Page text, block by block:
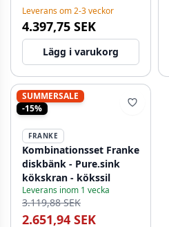
Vändbar - 1208967734
Leverans om 2-3 veckor
4.397,75 SEK
Lägg i varukorg
SUMMERSALE
-15%
FRANKE
Kombinationsset Franke
diskbänk - Pure.sink
kökskran - kökssil
Leverans inom 1 vecka
3.119,88 SEK
2.651,94 SEK